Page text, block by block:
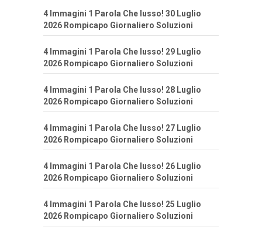
4 Immagini 1 Parola Che lusso! 30 Luglio
2026 Rompicapo Giornaliero Soluzioni
4 Immagini 1 Parola Che lusso! 29 Luglio
2026 Rompicapo Giornaliero Soluzioni
4 Immagini 1 Parola Che lusso! 28 Luglio
2026 Rompicapo Giornaliero Soluzioni
4 Immagini 1 Parola Che lusso! 27 Luglio
2026 Rompicapo Giornaliero Soluzioni
4 Immagini 1 Parola Che lusso! 26 Luglio
2026 Rompicapo Giornaliero Soluzioni
4 Immagini 1 Parola Che lusso! 25 Luglio
2026 Rompicapo Giornaliero Soluzioni